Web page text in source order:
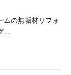
ムの無垢材リフォ
...